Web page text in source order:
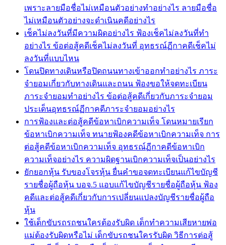
เพราะลายมือชื่อไม่เหมือนตัวอย่างทำอย่างไร ลายมือชื่อ
ไม่เหมือนตัวอย่างจะดำเนินคดีอย่างไร
เช็คไม่ลงวันที่มีความผิดอย่างไร ฟ้องเช็คไม่ลงวันที่ทำ
อย่างไร ข้อต่อสู้คดีเช็คไม่ลงวันที่ อุทธรณ์ฏีกาคดีเช็คไม่
ลงวันที่แบบไหน
โดนปิดทางเดินหรือปิดถนนทางเข้าออกทำอย่างไร ภาระ
จำยอมเกี่ยวกับทางเดินและถนน ฟ้องขอให้จดทะเบียน
ภาระจำยอมทำอย่างไร ข้อต่อสู้คดีเกี่ยวกับภาระจำยอม
ประเด็นอุทธรณ์ฏีกาคดีภาระจำยอมอย่างไร
การฟ้องและต่อสู้คดีข้อหาเบิกความเท็จ โดนหมายเรียก
ข้อหาเบิกความเท็จ ทนายฟ้องคดีข้อหาเบิกความเท็จ การ
ต่อสู้คดีข้อหาเบิกความเท็จ อุทธรณ์ฏีกาคดีข้อหาเบิก
ความเท็จอย่างไร ความผิดฐานเบิกความเท็จเป็นอย่างไร
ยักยอกหุ้น รับของโจรหุ้น ยื่นคำขอจดทะเบียนแก้ไขบัญชี
รายชื่อผู้ถือหุ้น บอจ.5 แอบแก้ไขบัญชีรายชื่อผู้ถือหุ้น ฟ้อง
คดีและต่อสู้คดีเกี่ยวกับการเปลี่ยนแปลงบัญชีรายชื่อผู้ถือ
หุ้น
ใช้เด็กขับรถรถชนใครต้องรับผิด เด็กทำความเสียหายพ่อ
แม่ต้องรับผิดหรือไม่ เด็กขับรถชนใครรับผิด วิธีการต่อสู้